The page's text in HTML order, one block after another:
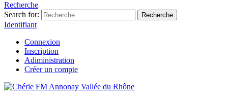
Recherche
Search for:
Recherche
Identifiant
Connexion
Inscription
Adiministration
Créer un compte